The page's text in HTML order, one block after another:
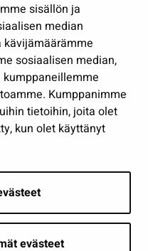
sisällön ja
median
sosiaalisen median,
Kumppanimme
tietoihin, joita olet
kun olet käyttänyt
evästeet